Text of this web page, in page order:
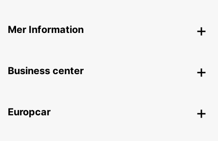
Mer Information
Business center
Europcar